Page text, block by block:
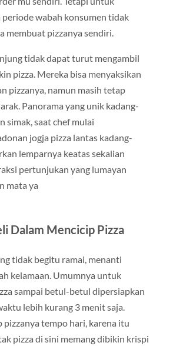
periode wabah konsumen tidak
membuat pizzanya sendiri.
tidak dapat turut mengambil
pizza. Mereka bisa menyaksikan
pizzanya, namun masih tetap
Panorama yang unik kadang-
simak, saat chef mulai
jogja pizza lantas kadang-
lemparnya keatas sekalian
pertunjukan yang lumayan
mata ya
Dalam Mencicip Pizza
tidak begitu ramai, menanti
kelamaan. Umumnya untuk
sampai betul-betul dipersiapkan
lebih kurang 3 menit saja.
pizzanya tempo hari, karena itu
pizza di sini memang dibikin krispi